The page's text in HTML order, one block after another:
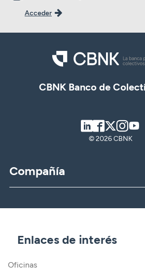
Acceder
CBNK Banco de
LinkedIn
Facebook
Twitter
© 2026 CBNK
Compañía
CBNK Gestión de Activos
Banca Partner
Trabaja con nosotros
Enlaces de interés
Oficinas